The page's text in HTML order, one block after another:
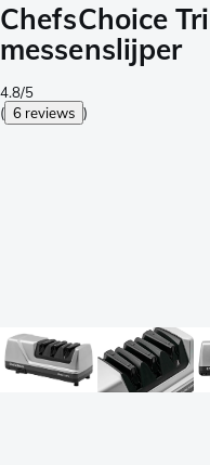
ChefsChoice
messenslijper
4.8/5
( 6 reviews )